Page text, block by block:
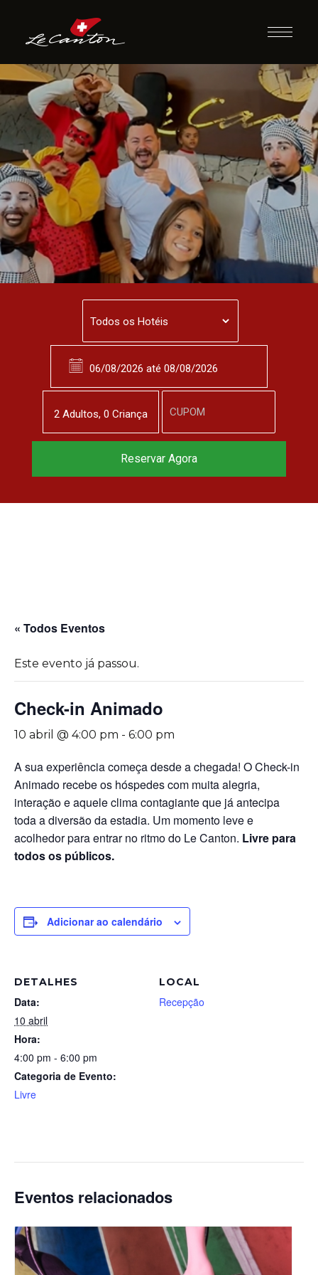
Check-in
Animado
« Todos Eventos
Este evento já passou.
Check-in Animado
10 abril @ 4:00 pm - 6:00 pm
A sua experiência começa desde a chegada! O Check-in
Animado recebe os hóspedes com muita alegria,
interação e aquele clima contagiante que já antecipa
toda a diversão da estadia. Um momento leve e
acolhedor para entrar no ritmo do Le Canton. Livre para
todos os públicos.
Adicionar ao calendário
DETALHES
Data:
10 abril
Hora:
4:00 pm - 6:00 pm
Categoria de Evento:
Livre
LOCAL
Recepção
Eventos relacionados
2 Adultos, 0 Criança
Reserve agora, com
Reservar Agora